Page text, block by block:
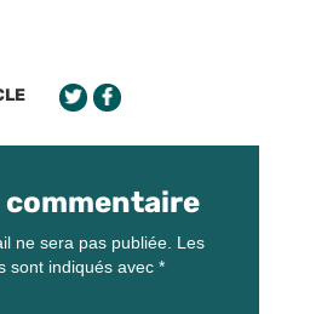
commentaire
ne sera pas publiée. Les
sont indiqués avec *